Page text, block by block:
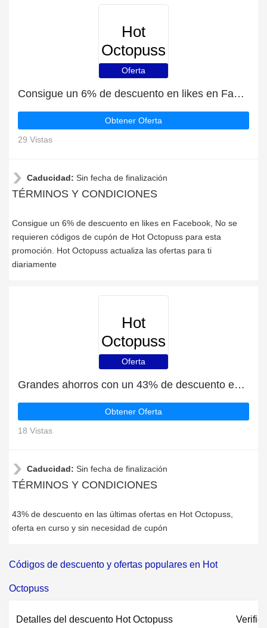
Hot
Octopuss
Oferta
Consigue un 6% de descuento en likes en Facebook
Obtener Oferta
29 Vistas
Caducidad: Sin fecha de finalización
TÉRMINOS Y CONDICIONES
Consigue un 6% de descuento en likes en Facebook, No se
requieren códigos de cupón de Hot Octopuss para esta
promoción. Hot Octopuss actualiza las ofertas para ti
diariamente
Hot
Octopuss
Oferta
Grandes ahorros con un 43% de descuento en las últimas ofertas
Obtener Oferta
18 Vistas
Caducidad: Sin fecha de finalización
TÉRMINOS Y CONDICIONES
43% de descuento en las últimas ofertas en Hot Octopuss,
oferta en curso y sin necesidad de cupón
Códigos de descuento y ofertas populares en Hot
Octopuss
Detalles del descuento Hot Octopuss